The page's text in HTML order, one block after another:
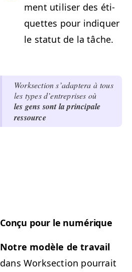
ment utilis­er des éti­
quettes pour indi­quer
le statut de la tâche.
Work­sec­tion s’adaptera à tous
les types d’en­tre­pris­es où
les gens sont la prin­ci­pale
ressource
Conçu pour le numérique
Notre mod­èle de tra­vail
dans Work­sec­tion pour­rait